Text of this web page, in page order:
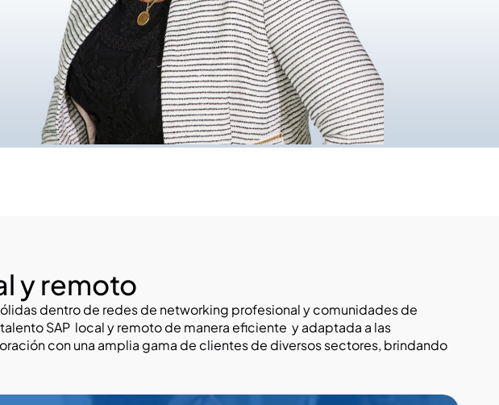
y remoto
dentro de redes de networking profesional y comunidades de
SAP  local y remoto de manera eficiente  y adaptada a las
con una amplia gama de clientes de diversos sectores, brindando